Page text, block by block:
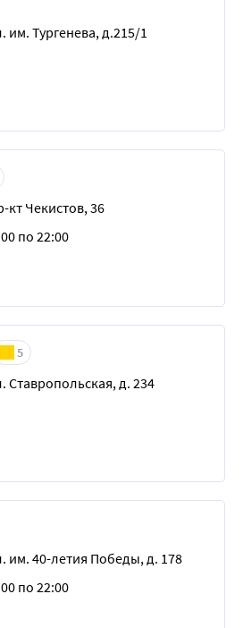
им. Тургенева, д.215/1
кт Чекистов, 36
по 22:00
5
Ставропольская, д. 234
им. 40-летия Победы, д. 178
по 22:00